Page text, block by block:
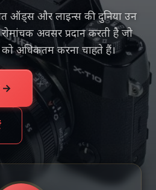
ऑड्स और लाइन्स की दुनिया उन
अवसर प्रदान करती है जो
को अधिकतम करना चाहते हैं।
→